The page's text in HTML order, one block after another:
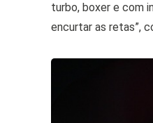
turbo, boxer e com
encurtar as retas”,